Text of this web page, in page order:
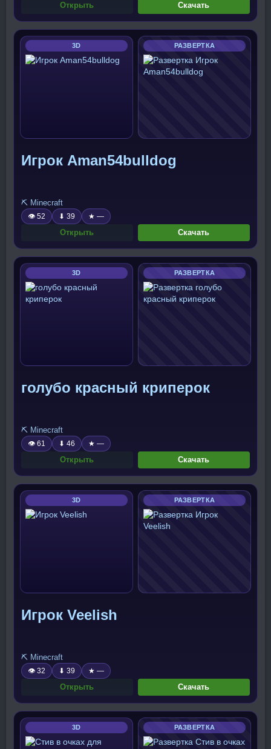
Открыть Скачать
3D РАЗВЕРТКА
Игрок Aman54bulldog
⛏️ Minecraft
👁 52 ⬇ 39 ★ —
Открыть Скачать
3D РАЗВЕРТКА
голубо красный криперок
⛏️ Minecraft
👁 61 ⬇ 46 ★ —
Открыть Скачать
3D РАЗВЕРТКА
Игрок Veelish
⛏️ Minecraft
👁 32 ⬇ 39 ★ —
Открыть Скачать
3D РАЗВЕРТКА